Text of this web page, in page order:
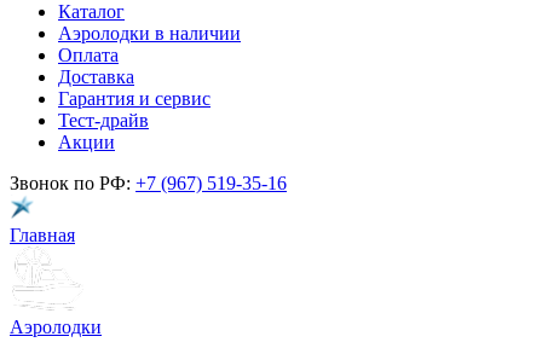
Каталог
Аэролодки в наличии
Оплата
Доставка
Гарантия и сервис
Тест-драйв
Акции
Звонок по РФ: +7 (967) 519-35-16
Главная
Аэролодки